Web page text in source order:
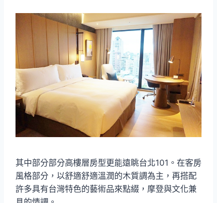
其中部分部分高樓層房型更能遠眺台北101。在客房
風格部分，以舒適舒適溫潤的木質調為主，再搭配
許多具有台灣特色的藝術品來點綴，摩登與文化兼